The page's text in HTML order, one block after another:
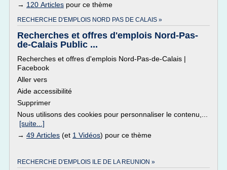
→ 120 Articles pour ce thème
RECHERCHE D'EMPLOIS NORD PAS DE CALAIS »
Recherches et offres d'emplois Nord-Pas-
de-Calais Public ...
Recherches et offres d'emplois Nord-Pas-de-Calais |
Facebook
Aller vers
Aide accessibilité
Supprimer
Nous utilisons des cookies pour personnaliser le contenu,...
[suite...]
→ 49 Articles (et 1 Vidéos) pour ce thème
RECHERCHE D'EMPLOIS ILE DE LA REUNION »